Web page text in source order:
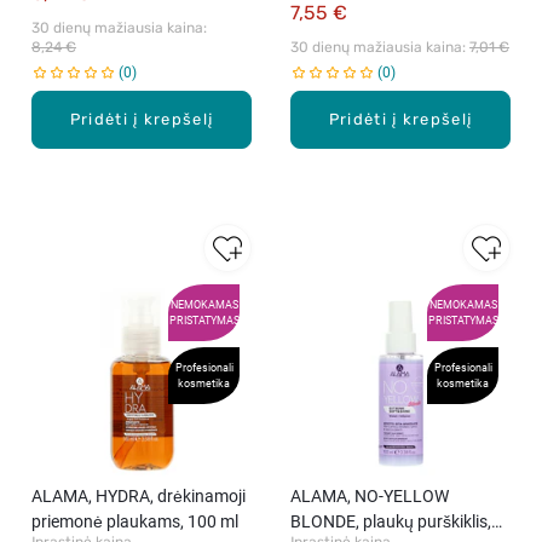
Pridėti į krepšelį
30 dienų mažiausia kaina:
8,24 €
0
Pridėti į krepšelį
7,55 €
30 dienų mažiausia kaina: 7,01 €
0
NEMOKAMAS
PRISTATYMAS
Profesionali
kosmetika
ALAMA, HYDRA, drėkinamoji
priemonė plaukams, 100 ml
NEMOKAMAS
PRISTATYMAS
Profesionali
kosmetika
ALAMA, NO-YELLOW
BLONDE, plaukų purškiklis,